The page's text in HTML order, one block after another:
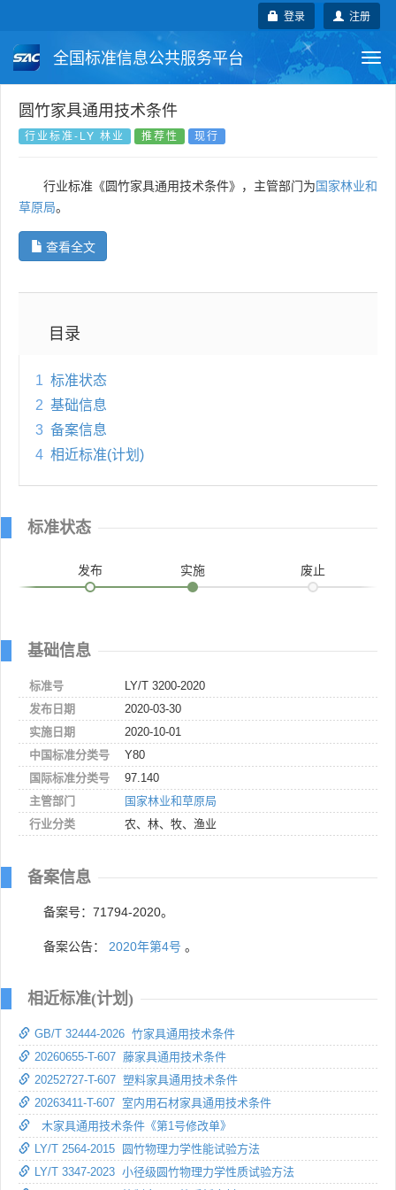
注册
登录
全国标准信息公共服务平台
国家标准 行业标准
国外标准 技术委员会
圆竹家具通用技术条件
行业标准-LY 林业 推荐性 现行
行业标准《圆竹家具通用技术条件》，主管部门为国家林业和
草原局。
查看全文
目录
1 标准状态
2 基础信息
3 备案信息
4 相近标准(计划)
标准状态
发布 实施 废止
基础信息
标准号
LY/T 3200-2020
发布日期
2020-03-30
实施日期
2020-10-01
中国标准分类号
Y80
国际标准分类号
97.140
主管部门
国家林业和草原局
行业分类
农、林、牧、渔业
备案信息
备案号：71794-2020。
备案公告： 2020年第4号 。
相近标准(计划)
GB/T 32444-2026 竹家具通用技术条件
20260655-T-607 藤家具通用技术条件
20252727-T-607 塑料家具通用技术条件
20263411-T-607 室内用石材家具通用技术条件
木家具通用技术条件《第1号修改单》
LY/T 2564-2015 圆竹物理力学性能试验方法
LY/T 3347-2023 小径级圆竹物理力学性质试验方法